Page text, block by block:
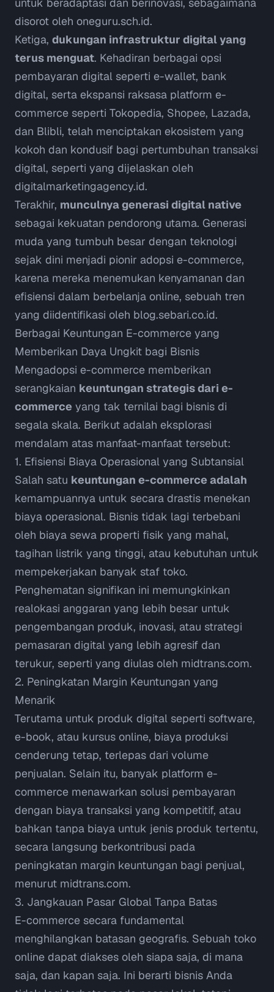
disorot oleh oneguru.sch.id.
Ketiga, dukungan infrastruktur digital yang
terus menguat. Kehadiran berbagai opsi
pembayaran digital seperti e-wallet, bank
digital, serta ekspansi raksasa platform e-
commerce seperti Tokopedia, Shopee, Lazada,
dan Blibli, telah menciptakan ekosistem yang
kokoh dan kondusif bagi pertumbuhan transaksi
digital, seperti yang dijelaskan oleh
digitalmarketingagency.id.
Terakhir, munculnya generasi digital native
sebagai kekuatan pendorong utama. Generasi
muda yang tumbuh besar dengan teknologi
sejak dini menjadi pionir adopsi e-commerce,
karena mereka menemukan kenyamanan dan
efisiensi dalam berbelanja online, sebuah tren
yang diidentifikasi oleh blog.sebari.co.id.
Berbagai Keuntungan E-commerce yang
Memberikan Daya Ungkit bagi Bisnis
Mengadopsi e-commerce memberikan
serangkaian keuntungan strategis dari e-
commerce yang tak ternilai bagi bisnis di
segala skala. Berikut adalah eksplorasi
mendalam atas manfaat-manfaat tersebut:
1. Efisiensi Biaya Operasional yang Subtansial
Salah satu keuntungan e-commerce adalah
kemampuannya untuk secara drastis menekan
biaya operasional. Bisnis tidak lagi terbebani
oleh biaya sewa properti fisik yang mahal,
tagihan listrik yang tinggi, atau kebutuhan untuk
mempekerjakan banyak staf toko.
Penghematan signifikan ini memungkinkan
realokasi anggaran yang lebih besar untuk
pengembangan produk, inovasi, atau strategi
pemasaran digital yang lebih agresif dan
terukur, seperti yang diulas oleh midtrans.com.
2. Peningkatan Margin Keuntungan yang
Menarik
Terutama untuk produk digital seperti software,
e-book, atau kursus online, biaya produksi
cenderung tetap, terlepas dari volume
penjualan. Selain itu, banyak platform e-
commerce menawarkan solusi pembayaran
dengan biaya transaksi yang kompetitif, atau
bahkan tanpa biaya untuk jenis produk tertentu,
secara langsung berkontribusi pada
peningkatan margin keuntungan bagi penjual,
menurut midtrans.com.
3. Jangkauan Pasar Global Tanpa Batas
E-commerce secara fundamental
menghilangkan batasan geografis. Sebuah toko
online dapat diakses oleh siapa saja, di mana
saja, dan kapan saja. Ini berarti bisnis Anda